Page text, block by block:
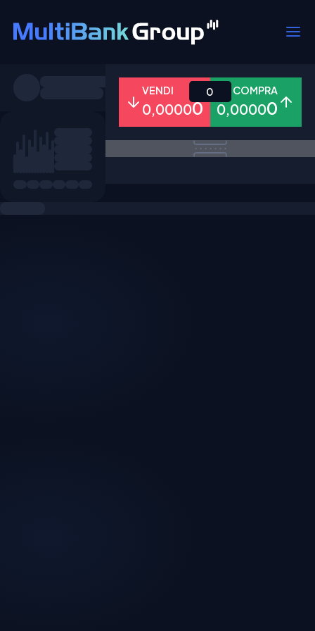
Tutti Forex Metalli Azioni
VENDI
0,00000
COMPRA
0,00000
0